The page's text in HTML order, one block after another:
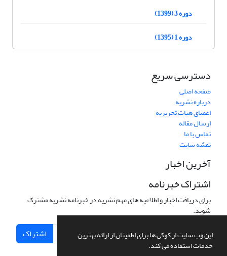
این وب سایت از کوکی ها برای اطمینان از ارائه بهترین
خدمات استفاده می کند.
دوره 3 (1399)
دوره 1 (1395)
دسترسی سریع
صفحه اصلی
درباره نشریه
اعضای هیات تحریریه
ارسال مقاله
تماس با ما
نقشه سایت
آخرین اخبار
اشتراک خبرنامه
برای دریافت اخبار و اطلاعیه های مهم نشریه در خبرنامه نشریه مشترک
شوید.
اشتراک